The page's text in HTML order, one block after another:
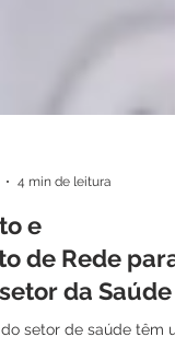
4 min de leitura
e
de Rede para